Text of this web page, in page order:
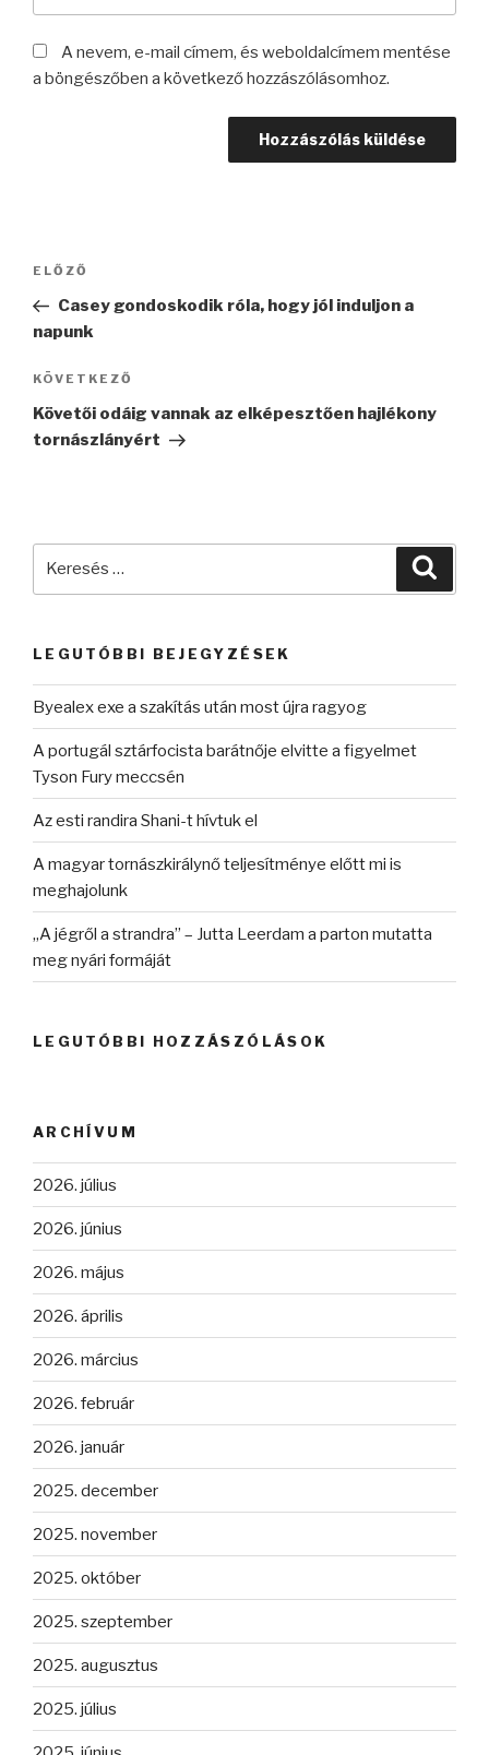
A nevem, e-mail címem, és weboldalcímem mentése
a böngészőben a következő hozzászólásomhoz.
Bejegyzés
Korábbi
bejegyzés
ELŐZŐ
Casey gondoskodik róla, hogy jól induljon a
napunk
Következő
bejegyzés
KÖVETKEZŐ
Követői odáig vannak az elképesztően hajlékony
tornászlányért
LEGUTÓBBI BEJEGYZÉSEK
Byealex exe a szakítás után most újra ragyog
A portugál sztárfocista barátnője elvitte a figyelmet
Tyson Fury meccsén
Az esti randira Shani-t hívtuk el
A magyar tornászkirálynő teljesítménye előtt mi is
meghajolunk
„A jégről a strandra” – Jutta Leerdam a parton mutatta
meg nyári formáját
LEGUTÓBBI HOZZÁSZÓLÁSOK
ARCHÍVUM
2026. július
2026. június
2026. május
2026. április
2026. március
2026. február
2026. január
2025. december
2025. november
2025. október
2025. szeptember
2025. augusztus
2025. július